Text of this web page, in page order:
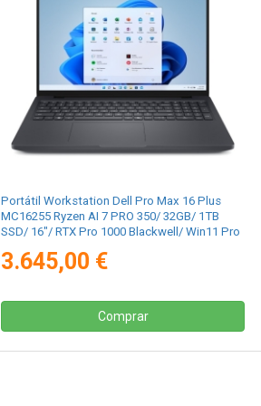
Portátil Workstation Dell Pro Max 16 Plus
MC16255 Ryzen AI 7 PRO 350/ 32GB/ 1TB
SSD/ 16"/ RTX Pro 1000 Blackwell/ Win11 Pro
3.645,00 €
Comprar